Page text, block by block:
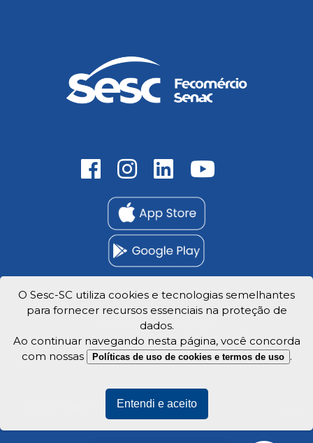
Trabalhe Conosco
Privacidade e dados
Veja o mapa do site
O Sesc-SC utiliza cookies e tecnologias semelhantes
para fornecer recursos essenciais na proteção de
dados.
Ao continuar navegando nesta página, você concorda
com nossas
Políticas de uso de cookies e termos de uso .
Entendi e aceito